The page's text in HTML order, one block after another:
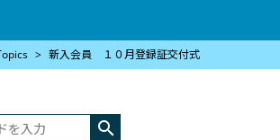
新入会員 １０月登録証交付式
